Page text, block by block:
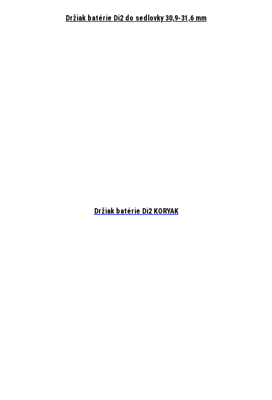
Držiak batérie Di2 do sedlovky 30,9-31,6 mm
Držiak batérie Di2 KORYAK